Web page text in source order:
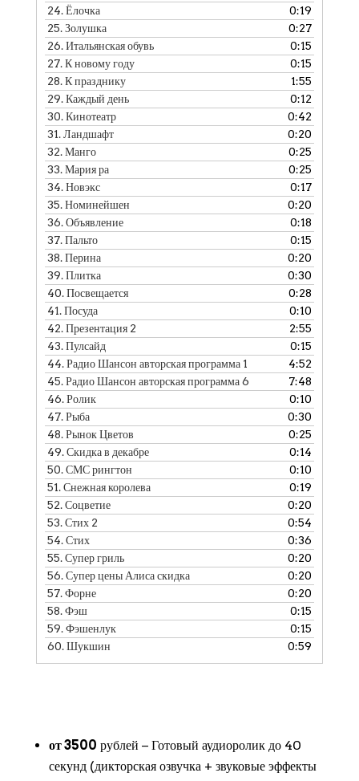
24.Ёлочка
0:19
25.Золушка
0:27
26.Итальянская обувь
0:15
27.К новому году
0:15
28.К празднику
1:55
29.Каждый день
0:12
30.Кинотеатр
0:42
31.Ландшафт
0:20
32.Манго
0:25
33.Мария ра
0:25
34.Новэкс
0:17
35.Номинейшен
0:20
36.Объявление
0:18
37.Пальто
0:15
38.Перина
0:20
39.Плитка
0:30
40.Посвещается
0:28
41.Посуда
0:10
42.Презентация 2
2:55
43.Пулсайд
0:15
44.Радио Шансон авторская программа 1
4:52
45.Радио Шансон авторская программа 6
7:48
46.Ролик
0:10
47.Рыба
0:30
48.Рынок Цветов
0:25
49.Скидка в декабре
0:14
50.СМС рингтон
0:10
51.Снежная королева
0:19
52.Соцветие
0:20
53.Стих 2
0:54
54.Стих
0:36
55.Супер гриль
0:20
56.Супер цены Алиса скидка
0:20
57.Форне
0:20
58.Фэш
0:15
59.Фэшенлук
0:15
60.Шукшин 0:59
от 3500 рублей − Готовый аудиоролик до 40
секунд (дикторская озвучка + звуковые эффекты